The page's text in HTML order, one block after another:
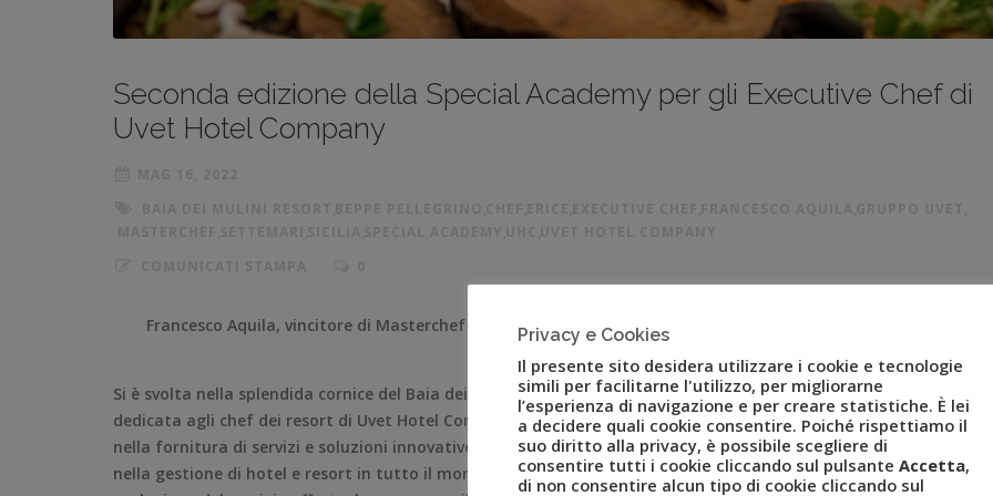
Seconda edizione della Special Academy per gli Executive Chef di
Uvet Hotel Company
Francesco Aquila, vincitore di Masterchef 10, ha tenuto il corso di altaspecializzazione di nuove ed esclusive
tecniche di cucina.
Si è svolta nella splendida cornice del Baia dei Mulini Resort & Spa di Erice dal 26 al 30 aprile la Special Academy
dedicata agli chef dei resort di Uvet Hotel Company, società del gruppo Uvet – polo italiano del turismo, leader
nella fornitura di servizi e soluzioni innovative per viaggi leisure, mobility management ed eventi – specializzata
nella gestione di hotel e resort in tutto il mondo. Uvet Hotel Company, in un’ottica di continuo miglioramento ed
Privacy e Cookies
Il presente sito desidera utilizzare i cookie e tecnologie
simili per facilitarne l'utilizzo, per migliorarne
l’esperienza di navigazione e per creare statistiche. È lei
a decidere quali cookie consentire. Poiché rispettiamo il
suo diritto alla privacy, è possibile scegliere di
consentire tutti i cookie cliccando sul pulsante Accetta,
di non consentire alcun tipo di cookie cliccando sul